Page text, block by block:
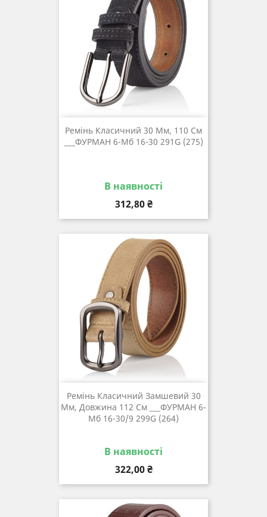
Ремінь Класичний 30 Мм, 110 См
___ФУРМАН 6-Мб 16-30 291G (275)
В наявності
Ціна
312,80 ₴
Ремінь Класичний Замшевий 30
Мм, Довжина 112 См ___ФУРМАН 6-
Мб 16-30/9 299G (264)
В наявності
Ціна
322,00 ₴